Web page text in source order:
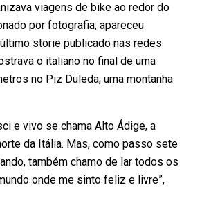
viagens de bike ao redor do
por fotografia, apareceu
storie publicado nas redes
o italiano no final de uma
no Piz Duleda, uma montanha
e vivo se chama Alto Ádige, a
da Itália. Mas, como passo sete
também chamo de lar todos os
onde me sinto feliz e livre”,